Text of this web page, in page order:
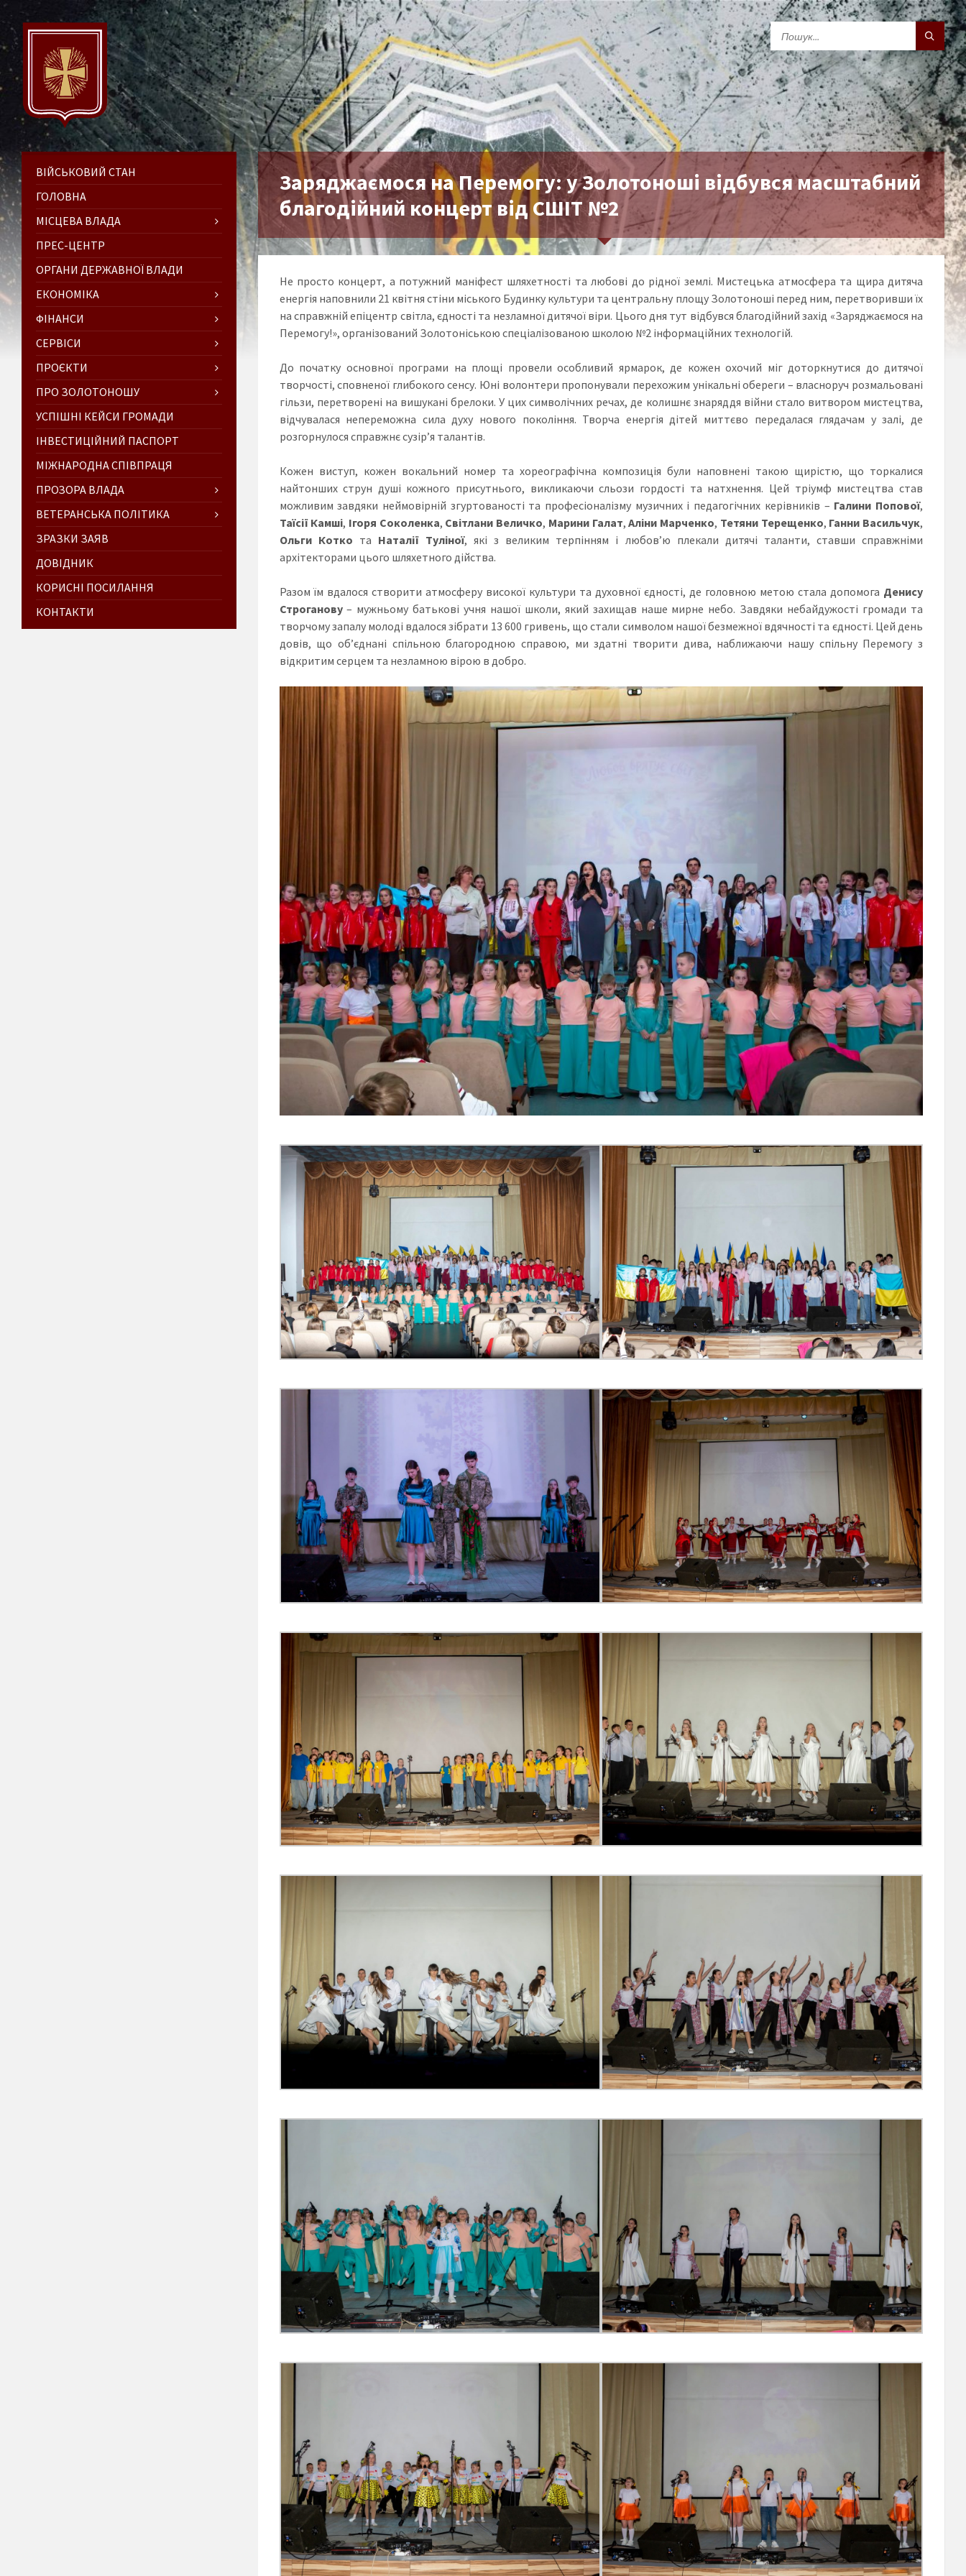
Заряджаємося на Перемогу: у Золотоноші відбувся масштабний
благодійний концерт від СШІТ №2
Не просто концерт, а потужний маніфест шляхетності та любові до рідної землі. Мистецька атмосфера та щира дитяча
енергія наповнили 21 квітня стіни міського Будинку культури та центральну площу Золотоноші перед ним, перетворивши їх
на справжній епіцентр світла, єдності та незламної дитячої віри. Цього дня тут відбувся благодійний захід «Заряджаємося на
Перемогу!», організований Золотоніською спеціалізованою школою №2 інформаційних технологій.
До початку основної програми на площі провели особливий ярмарок, де кожен охочий міг доторкнутися до дитячої
творчості, сповненої глибокого сенсу. Юні волонтери пропонували перехожим унікальні обереги – власноруч розмальовані
гільзи, перетворені на вишукані брелоки. У цих символічних речах, де колишнє знаряддя війни стало витвором мистецтва,
відчувалася непереможна сила духу нового покоління. Творча енергія дітей миттєво передалася глядачам у залі, де
розгорнулося справжнє сузір’я талантів.
Кожен виступ, кожен вокальний номер та хореографічна композиція були наповнені такою щирістю, що торкалися
найтонших струн душі кожного присутнього, викликаючи сльози гордості та натхнення. Цей тріумф мистецтва став
можливим завдяки неймовірній згуртованості та професіоналізму музичних і педагогічних керівників – Галини Попової,
Таїсії Камші, Ігоря Соколенка, Світлани Величко, Марини Галат,Аліни Марченко, Тетяни Терещенко, Ганни Васильчук,
Ольги Котко та Наталії Туліної, які з великим терпінням і любов’ю плекали дитячі таланти, ставши справжніми
архітекторами цього шляхетного дійства.
Разом їм вдалося створити атмосферу високої культури та духовної єдності, де головною метою стала допомога Денису
Строганову– мужньому батькові учня нашої школи, який захищав наше мирне небо. Завдяки небайдужості громади та
творчому запалу молоді вдалося зібрати 13 600 гривень, що стали символом нашої безмежної вдячності та єдності. Цей день
довів, що об’єднані спільною благородною справою, ми здатні творити дива, наближаючи нашу спільну Перемогу з
відкритим серцем та незламною вірою в добро.
ВІЙСЬКОВИЙ СТАН
ГОЛОВНА
МІСЦЕВА ВЛАДА
ПРЕС-ЦЕНТР
ОРГАНИ ДЕРЖАВНОЇ ВЛАДИ
ЕКОНОМІКА
ФІНАНСИ
СЕРВІСИ
ПРОЄКТИ
ПРО ЗОЛОТОНОШУ
УСПІШНІ КЕЙСИ ГРОМАДИ
ІНВЕСТИЦІЙНИЙ ПАСПОРТ
МІЖНАРОДНА СПІВПРАЦЯ
ПРОЗОРА ВЛАДА
ВЕТЕРАНСЬКА ПОЛІТИКА
ЗРАЗКИ ЗАЯВ
ДОВІДНИК
КОРИСНІ ПОСИЛАННЯ
КОНТАКТИ